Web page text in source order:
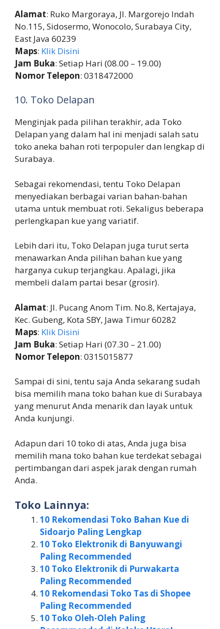
Alamat: Ruko Margoraya, Jl. Margorejo Indah
No.115, Sidosermo, Wonocolo, Surabaya City,
East Java 60239
Maps: Klik Disini
Jam Buka: Setiap Hari (08.00 – 19.00)
Nomor Telepon: 0318472000
10. Toko Delapan
Menginjak pada pilihan terakhir, ada Toko
Delapan yang dalam hal ini menjadi salah satu
toko aneka bahan roti terpopuler dan lengkap di
Surabaya.
Sebagai rekomendasi, tentu Toko Delapan
menyediakan berbagai varian bahan-bahan
utama untuk membuat roti. Sekaligus beberapa
perlengkapan kue yang variatif.
Lebih dari itu, Toko Delapan juga turut serta
menawarkan Anda pilihan bahan kue yang
harganya cukup terjangkau. Apalagi, jika
membeli dalam partai besar (grosir).
Alamat: Jl. Pucang Anom Tim. No.8, Kertajaya,
Kec. Gubeng, Kota SBY, Jawa Timur 60282
Maps: Klik Disini
Jam Buka: Setiap Hari (07.30 – 21.00)
Nomor Telepon: 0315015877
Sampai di sini, tentu saja Anda sekarang sudah
bisa memilih mana toko bahan kue di Surabaya
yang menurut Anda menarik dan layak untuk
Anda kunjungi.
Adapun dari 10 toko di atas, Anda juga bisa
memilih mana toko bahan kue terdekat sebagai
pertimbangan dari aspek jarak dengan rumah
Anda.
Toko Lainnya:
10 Rekomendasi Toko Bahan Kue di
Sidoarjo Paling Lengkap
10 Toko Elektronik di Banyuwangi
Paling Recommended
10 Toko Elektronik di Purwakarta
Paling Recommended
10 Rekomendasi Toko Tas di Shopee
Paling Recommended
10 Toko Oleh-Oleh Paling